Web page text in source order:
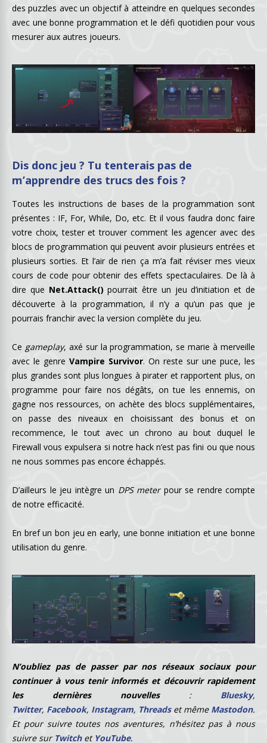
des puzzles avec un objectif à atteindre en quelques secondes
avec une bonne programmation et le défi quotidien pour vous
mesurer aux autres joueurs.
Dis donc jeu ? Tu tenterais pas de
m’apprendre des trucs des fois ?
Toutes les instructions de bases de la programmation sont
présentes : IF, For, While, Do, etc. Et il vous faudra donc faire
votre choix, tester et trouver comment les agencer avec des
blocs de programmation qui peuvent avoir plusieurs entrées et
plusieurs sorties. Et l’air de rien ça m’a fait réviser mes vieux
cours de code pour obtenir des effets spectaculaires. De là à
dire que Net.Attack() pourrait être un jeu d’initiation et de
découverte à la programmation, il n’y a qu’un pas que je
pourrais franchir avec la version complète du jeu.
Ce gameplay, axé sur la programmation, se marie à merveille
avec le genre Vampire Survivor. On reste sur une puce, les
plus grandes sont plus longues à pirater et rapportent plus, on
programme pour faire nos dégâts, on tue les ennemis, on
gagne nos ressources, on achète des blocs supplémentaires,
on passe des niveaux en choisissant des bonus et on
recommence, le tout avec un chrono au bout duquel le
Firewall vous expulsera si notre hack n’est pas fini ou que nous
ne nous sommes pas encore échappés.
D’ailleurs le jeu intègre un DPS meterpour se rendre compte
de notre efficacité.
En bref un bon jeu en early, une bonne initiation et une bonne
utilisation du genre.
N’oubliez pas de passer par nos réseaux sociaux pour
continuer à vous tenir informés et découvrir rapidement
les dernières nouvelles: Bluesky,
Twitter, Facebook, Instagram, Threadset même Mastodon.
Et pour suivre toutes nos aventures, n’hésitez pas à nous
suivre sur Twitchet YouTube.